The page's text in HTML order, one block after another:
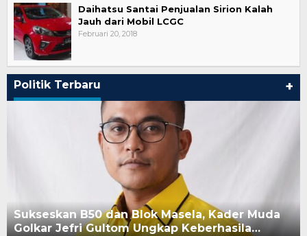
Daihatsu Santai Penjualan Sirion Kalah
Jauh dari Mobil LCGC
Februari 20, 2018
Politik Terbaru +
100 Hari Rudy–Seno Dinilai Masih Tahap
Konsolidasi, Aksi Nyata Dinantikan